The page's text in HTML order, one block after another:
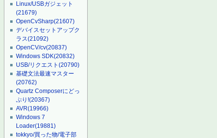
Linux/USBガジェット
(21679)
OpenCvSharp(21607)
デバイスセットアップク
ラス(21092)
OpenCV/cv(20837)
Windows SDK(20832)
USB/リクエスト(20790)
基礎文法最速マスター
(20762)
Quartz Composerにどっ
ぷり!(20367)
AVR(19966)
Windows 7
Loader(19881)
tokkyo/買った物/電子部